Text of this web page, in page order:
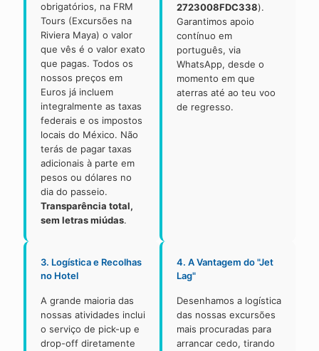
obrigatórios, na FRM
Tours (Excursões na
Riviera Maya) o valor
que vês é o valor exato
que pagas. Todos os
nossos preços em
Euros já incluem
integralmente as taxas
federais e os impostos
locais do México. Não
terás de pagar taxas
adicionais à parte em
pesos ou dólares no
dia do passeio.
Transparência total,
sem letras miúdas.
2723008FDC338).
Garantimos apoio
contínuo em
português, via
WhatsApp, desde o
momento em que
aterras até ao teu voo
de regresso.
3. Logística e Recolhas
no Hotel
A grande maioria das
nossas atividades inclui
o serviço de pick-up e
drop-off diretamente
4. A Vantagem do "Jet
Lag"
Desenhamos a logística
das nossas excursões
mais procuradas para
arrancar cedo, tirando